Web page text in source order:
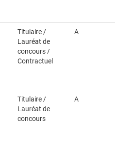
Titulaire /
Lauréat de
concours /
Contractuel
A
Titulaire /
Lauréat de
concours
A